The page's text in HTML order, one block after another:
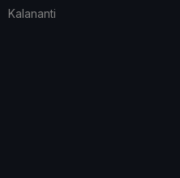
Kalananti